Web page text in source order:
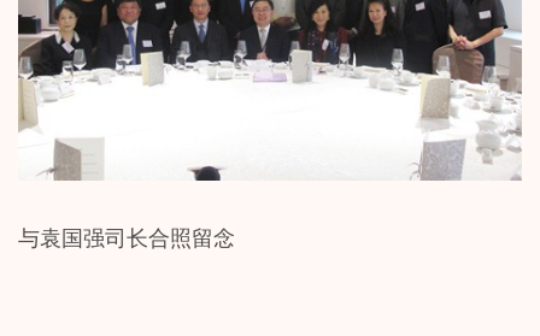
与袁国强司长合照留念